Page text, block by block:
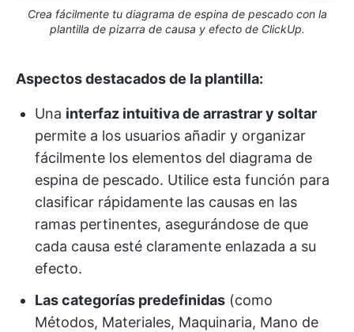
Crea fácilmente tu diagrama de espina de pescado con la
plantilla de pizarra de causa y efecto de ClickUp.
Aspectos destacados de la plantilla:
Una interfaz intuitiva de arrastrar y soltar
permite a los usuarios añadir y organizar
fácilmente los elementos del diagrama de
espina de pescado. Utilice esta función para
clasificar rápidamente las causas en las
ramas pertinentes, asegurándose de que
cada causa esté claramente enlazada a su
efecto.
Las categorías predefinidas (como
Métodos, Materiales, Maquinaria, Mano de